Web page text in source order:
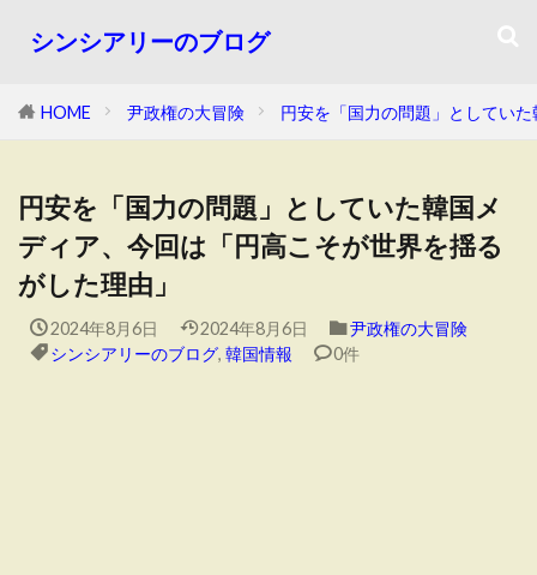
シンシアリーのブログ
HOME 尹政権の大冒険 円安を「国力の問題」としてい
円安を「国力の問題」としていた韓国メ
ディア、今回は「円高こそが世界を揺る
がした理由」
2024年8月6日 2024年8月6日
尹政権の大冒険
シンシアリーのブログ, 韓国情報 0件